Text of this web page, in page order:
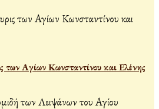
Αγίων Κωνσταντίνου και Ελένης